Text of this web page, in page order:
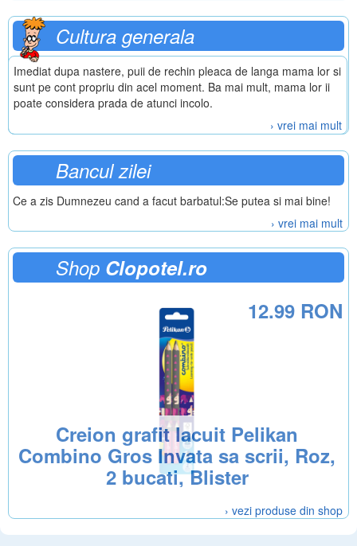
Cultura generala
Imediat dupa nastere, puii de rechin pleaca de langa mama lor si
sunt pe cont propriu din acel moment. Ba mai mult, mama lor ii
poate considera prada de atunci incolo.
› vrei mai mult
Bancul zilei
Ce a zis Dumnezeu cand a facut barbatul:Se putea si mai bine!
› vrei mai mult
Shop Clopotel.ro
Creion grafit lacuit Pelikan
Combino Gros Invata sa scrii, Roz,
2 bucati, Blister
12.99 RON
› vezi produse din shop